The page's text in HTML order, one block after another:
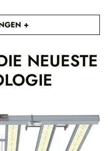
NEUESTE